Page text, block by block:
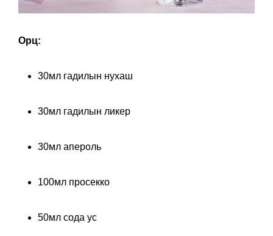
Орц:
30мл гадилын нухаш
30мл гадилын ликер
30мл апероль
100мл просекко
50мл сода ус